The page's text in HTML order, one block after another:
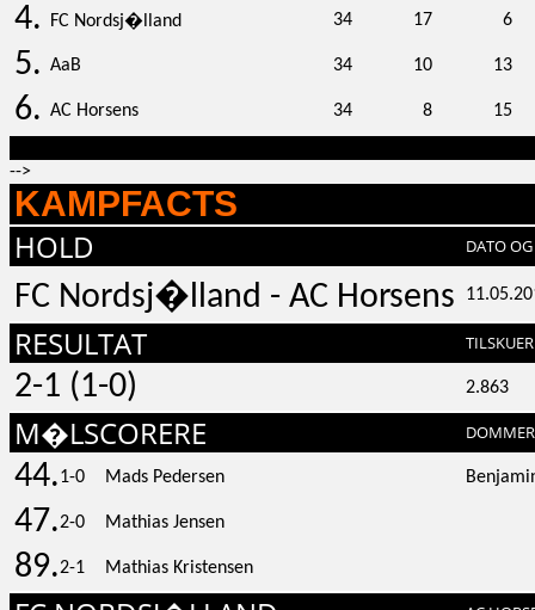
4. FC Nordsj�lland 34 17 6
5. AaB 34 10 13
6. AC Horsens 34 8 15
-->
KAMPFACTS
HOLD
DATO
FC Nordsj�lland - AC Horsens
RESULTAT
2-1 (1-0) 2.863
M�LSCORERE DOMMER
44.1-0 Mads Pedersen
47.2-0 Mathias Jensen
89.2-1 Mathias Kristensen